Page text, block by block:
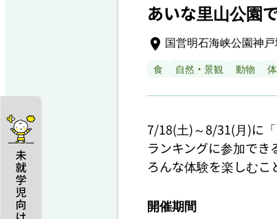
あいな里山公園
国営明石海峡公園神
食 自然・景観 動物
7/18(土)～8/31(月)に
ランキングに参加で
ろんな体験を楽しむこ
開催期間